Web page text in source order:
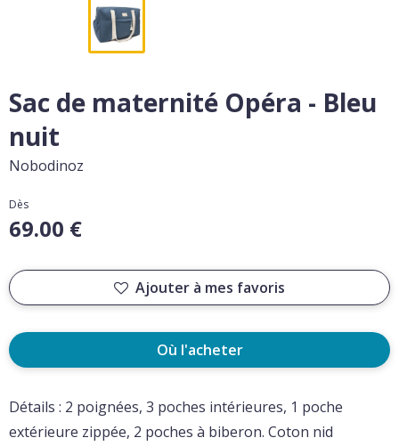
Sac de maternité Opéra - Bleu
nuit
Nobodinoz
Dès
69.00 €
Ajouter à mes favoris
Où l'acheter
Détails : 2 poignées, 3 poches intérieures, 1 poche
extérieure zippée, 2 poches à biberon. Coton nid